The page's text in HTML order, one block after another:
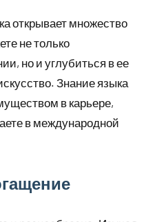
открывает множество
не только
но и углубиться в ее
Знание языка
в карьере,
в международной